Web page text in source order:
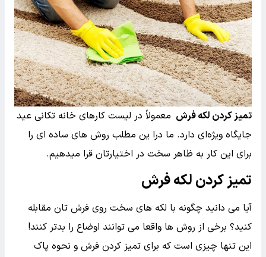
تمیز کردن لکه فرش معمولاً در لیست کارهای خانه تکانی عید
جایگاه ویژه‌ای دارد. ما درا ین مطلب روش های ساده ای را
برای این کار به ظاهر سخت در اختیارتان قرا میدهیم.
تمیز کردن لکه فرش
آیا می دانید چگونه با لکه های سخت روی فرش تان مقابله
کنید؟ برخی از روش ها واقعا می توانند اوضاع را بدتر کنند!
این تنها چیزی است که برای تمیز کردن فرش و نحوه پاک